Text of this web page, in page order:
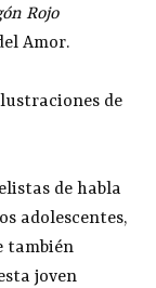
Rojo
Amor.
de
de habla
adolescentes,
también
joven